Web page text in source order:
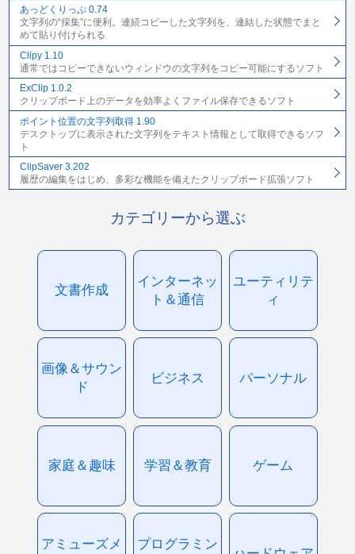
あっどくりっぷ 0.74
文字列の“採集”に便利。連続コピーした文字列を、連結した状態でまと
めて貼り付けられる
Clipy 1.10
通常ではコピーできないウィンドウの文字列をコピー可能にするソフト
ExClip 1.0.2
クリップボード上のデータを効率よくファイル保存できるソフト
ポイント位置の文字列取得 1.90
デスクトップに表示された文字列をテキスト情報として取得できるソフ
ト
ClipSaver 3.202
履歴の編集をはじめ、多彩な機能を備えたクリップボード拡張ソフト
カテゴリーから選ぶ
文書作成
インターネッ
ト＆通信
ユーティリテ
ィ
画像＆サウン
ド
ビジネス パーソナル
家庭＆趣味 学習＆教育 ゲーム
アミューズメ
プログラミン